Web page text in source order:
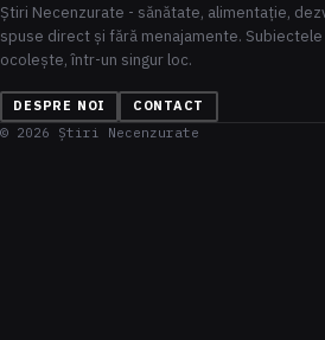
Știri Necenzurate - sănătate, alimentație,
spuse direct și fără menajamente.
ocolește, într-un singur loc.
DESPRE NOI CONTACT
© 2026 Știri Necenzurate